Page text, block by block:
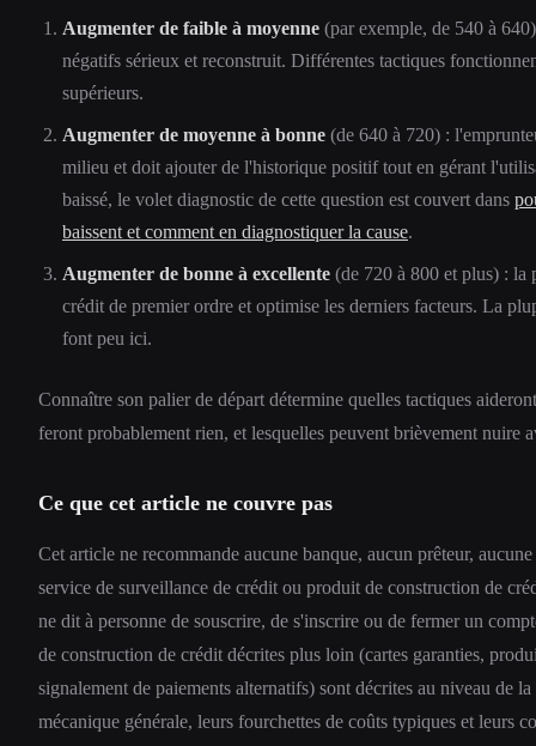
Augmenter de faible à moyenne (par exemple, de 540 à
négatifs sérieux et reconstruit. Différentes tactiques
supérieurs.
Augmenter de moyenne à bonne (de 640 à 720) :
milieu et doit ajouter de l'historique positif tout en gérant
baissé, le volet diagnostic de cette question est couvert dans
baissent et comment en diagnostiquer la cause.
Augmenter de bonne à excellente (de 720 à 800 et plus) : la
crédit de premier ordre et optimise les derniers facteurs. La
font peu ici.
Connaître son palier de départ détermine quelles tactiques
feront probablement rien, et lesquelles peuvent brièvement nuire
Ce que cet article ne couvre pas
Cet article ne recommande aucune banque, aucun prêteur,
service de surveillance de crédit ou produit de construction de
ne dit à personne de souscrire, de s'inscrire ou de fermer un
de construction de crédit décrites plus loin (cartes garanties,
signalement de paiements alternatifs) sont décrites au niveau de
mécanique générale, leurs fourchettes de coûts typiques et leurs